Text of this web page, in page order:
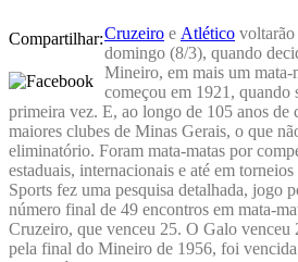
Compartilhar:Cruzeiro e Atlético voltarão
domingo (8/3), quando
Mineiro, em mais um
começou em 1921, quando
primeira vez. E, ao longo de 105 anos de
maiores clubes de Minas Gerais, o que
eliminatório. Foram mata-matas por
estaduais, internacionais e até em
Sports fez uma pesquisa detalhada, jogo
número final de 49 encontros em mata-
Cruzeiro, que venceu 25. O Galo venceu
pela final do Mineiro de 1956, foi